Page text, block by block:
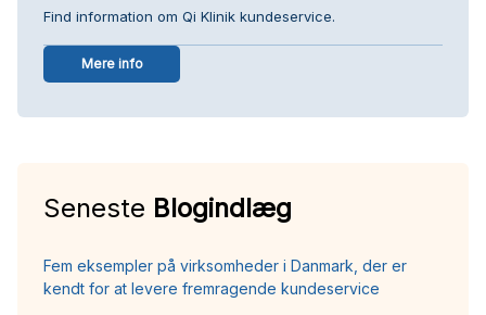
Find information om Qi Klinik kundeservice.
Mere info
Seneste Blogindlæg
Fem eksempler på virksomheder i Danmark, der er
kendt for at levere fremragende kundeservice